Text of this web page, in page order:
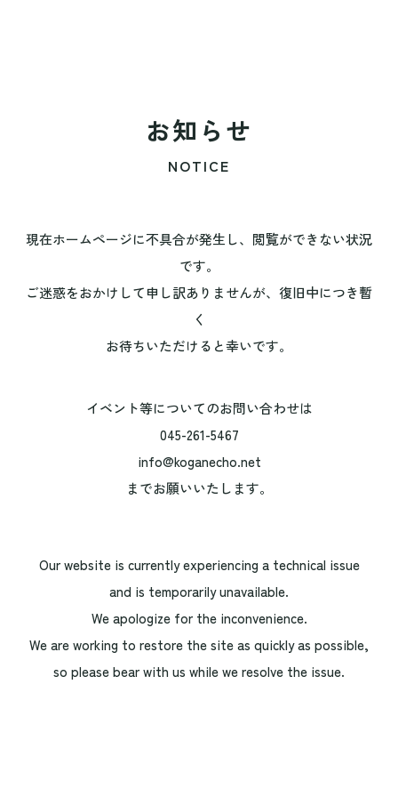
お知らせ
NOTICE
現在ホームページに不具合が発生し、閲覧ができない状況
です。
ご迷惑をおかけして申し訳ありませんが、復旧中につき暫
く
お待ちいただけると幸いです。
イベント等についてのお問い合わせは
045-261-5467
info@koganecho.net
までお願いいたします。
Our website is currently experiencing a technical issue
and is temporarily unavailable.
We apologize for the inconvenience.
We are working to restore the site as quickly as possible,
so please bear with us while we resolve the issue.